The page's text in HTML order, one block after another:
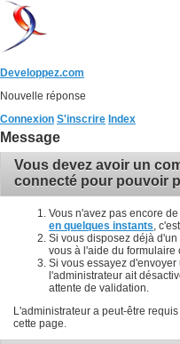
Developpez.com
Nouvelle réponse
Connexion S'inscrire Index
Message
Vous devez avoir un
connecté pour pouvoir
Vous n'avez pas encore
en quelques instants ,
Si vous disposez déjà
vous à l'aide du formulaire
Si vous essayez
l'administrateur ait
attente de validation.
L'administrateur a peut-être requis
cette page.